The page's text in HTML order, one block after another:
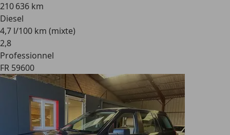
210 636 km
Diesel
4,7 l/100 km (mixte)
2,8
Professionnel
FR 59600